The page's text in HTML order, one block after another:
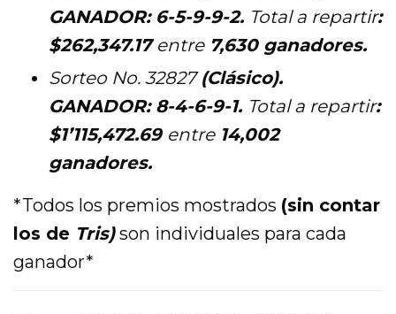
GANADOR: 6-5-9-9-2. Totala repartir:
$262,347.17entre7,630 ganadores.
Sorteo No. 32827(Clásico).
GANADOR: 8-4-6-9-1. Totala repartir:
$1’115,472.69 entre14,002
ganadores.
*Todos los premios mostrados (sin contar
los de Tris) son individuales para cada
ganador*